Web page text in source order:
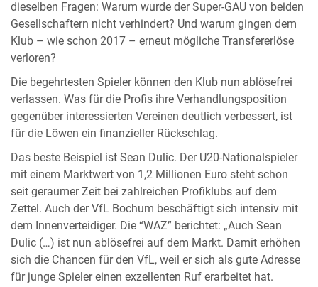
dieselben Fragen: Warum wurde der Super-GAU von beiden
Gesellschaftern nicht verhindert? Und warum gingen dem
Klub – wie schon 2017 – erneut mögliche Transfererlöse
verloren?
Die begehrtesten Spieler können den Klub nun ablösefrei
verlassen. Was für die Profis ihre Verhandlungsposition
gegenüber interessierten Vereinen deutlich verbessert, ist
für die Löwen ein finanzieller Rückschlag.
Das beste Beispiel ist Sean Dulic. Der U20-Nationalspieler
mit einem Marktwert von 1,2 Millionen Euro steht schon
seit geraumer Zeit bei zahlreichen Profiklubs auf dem
Zettel. Auch der VfL Bochum beschäftigt sich intensiv mit
dem Innenverteidiger. Die “WAZ” berichtet: „Auch Sean
Dulic (…) ist nun ablösefrei auf dem Markt. Damit erhöhen
sich die Chancen für den VfL, weil er sich als gute Adresse
für junge Spieler einen exzellenten Ruf erarbeitet hat.